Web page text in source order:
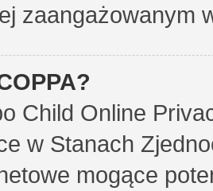
zaangażowanym
Child Online
w Stanach
mogące